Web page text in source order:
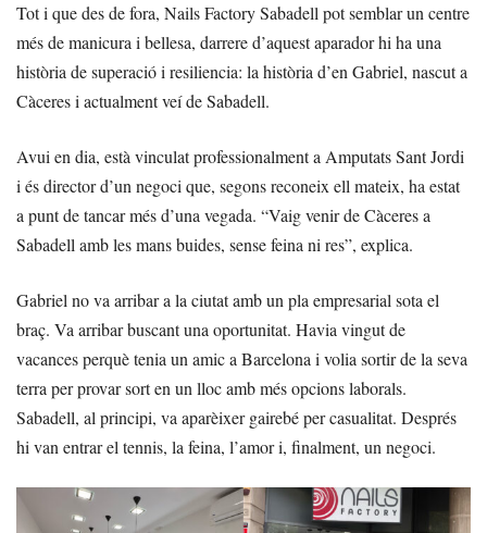
Tot i que des de fora, Nails Factory Sabadell pot semblar un centre
més de manicura i bellesa, darrere d’aquest aparador hi ha una
història de superació i resiliencia: la història d’en Gabriel, nascut a
Càceres i actualment veí de Sabadell.
Avui en dia, està vinculat professionalment a Amputats Sant Jordi
i és director d’un negoci que, segons reconeix ell mateix, ha estat
a punt de tancar més d’una vegada. “Vaig venir de Càceres a
Sabadell amb les mans buides, sense feina ni res”, explica.
Gabriel no va arribar a la ciutat amb un pla empresarial sota el
braç. Va arribar buscant una oportunitat. Havia vingut de
vacances perquè tenia un amic a Barcelona i volia sortir de la seva
terra per provar sort en un lloc amb més opcions laborals.
Sabadell, al principi, va aparèixer gairebé per casualitat. Després
hi van entrar el tennis, la feina, l’amor i, finalment, un negoci.